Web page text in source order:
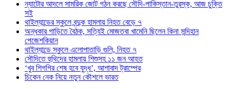
ন্যাটোর আদলে সামরিক জোট গঠন করছে সৌদি-পাকিস্তান-তুরস্ক, আজ চুক্তি
সই
থাইল্যান্ডের স্কুলে বন্দুক হামলায় নিহত বেড়ে ৭
অন্ধকার গাড়িতে বৈঠক, সত্যিই মোজতবা খামেনি ছিলেন কিনা সন্দিহান
পেজেশকিয়ান
থাইল্যান্ডে স্কুলে এলোপাতাড়ি গুলি, নিহত ৭
সৌদিতে হুথিদের হামলায় শিশুসহ ১১ জন আহত
‘খুব শিগগির শেষ হবে যুদ্ধ’, আশাবাদ ট্রাম্পের
চিকেন নেক নিয়ে নতুন কৌশলে ভারত